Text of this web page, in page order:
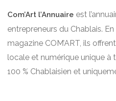
Com’Art l’Annuaire est
entrepreneurs du Chablais.
magazine COM’ART, ils
locale et numérique unique à
100 % Chablaisien et